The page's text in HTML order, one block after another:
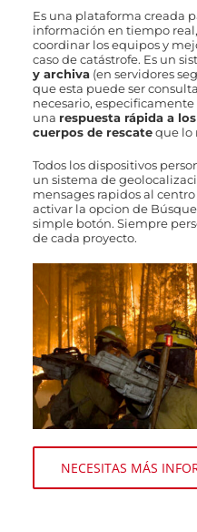
Es una plataforma creada
información en tiempo real,
coordinar los equipos y
caso de catástrofe. Es un
y archiva(en servidores
que esta puede ser
necesario,
una respuesta rápida a
cuerpos de rescateque lo
Todos los dispositivos
un sistema de
mensages rapidos al
activar la opcion de
simple botón. Siempre
de cada proyecto.
NECESITAS MÁS